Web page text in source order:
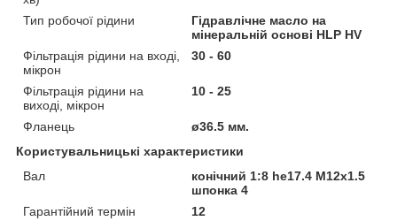
Тип робочої рідини
Гідравлічне масло на
мінеральній основі HLP HV
Фільтрація рідини на вході,
мікрон
30 - 60
Фільтрація рідини на
виході, мікрон
10 - 25
Фланець
ø36.5 мм.
Користувальницькі характеристики
Вал
конічний 1:8 he17.4 M12x1.5
шпонка 4
Гарантійний термін
12